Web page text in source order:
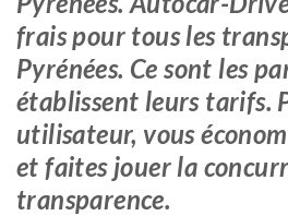
frais pour tous les
Pyrénées. Ce sont les
établissent leurs tarifs.
utilisateur, vous
et faites jouer la
transparence.